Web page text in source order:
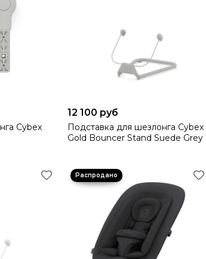
Cybex
12 100 руб
Подставка для шезлонга Cybex
Gold Bouncer Stand Suede Grey